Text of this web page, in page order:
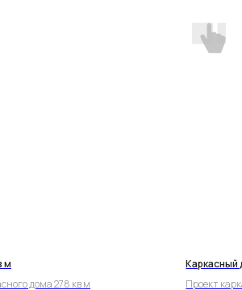
м
дома 278 кв м
Каркасный
Проект